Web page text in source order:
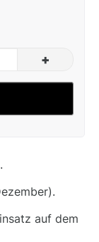
+
auf dem